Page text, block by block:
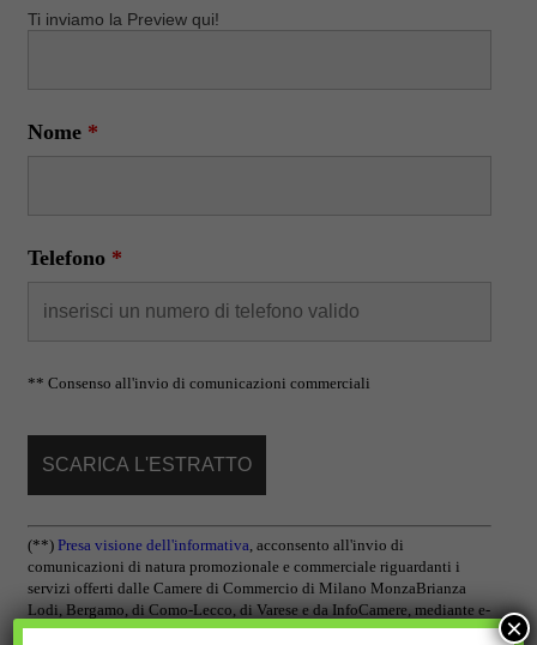
Ti inviamo la Preview qui!
Nome *
Telefono *
** Consenso all'invio di comunicazioni commerciali
(**) Presa visione dell'informativa, acconsento all'invio di
comunicazioni di natura promozionale e commerciale riguardanti i
servizi offerti dalle Camere di Commercio di Milano MonzaBrianza
Lodi, Bergamo, di Como-Lecco, di Varese e da InfoCamere, mediante e-
mail sulla casella di posta elettronica e, se comunicato, al numero di
×